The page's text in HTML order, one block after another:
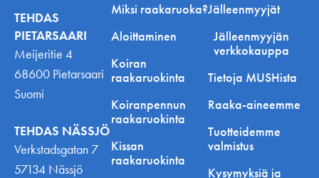
TEHDAS
PIETARSAARI
Meijeritie 4
68600 Pietarsaari
Suomi
TEHDAS NÄSSJÖ
Verkstadsgatan 7
57134 Nässjö
Miksi raakaruoka?
Aloittaminen
Koiran
raakaruokinta
Koiranpennun
raakaruokinta
Kissan
raakaruokinta
Jälleenmyyjät
Jälleenmyyjän
verkkokauppa
Tietoja MUSHista
Raaka-aineemme
Tuotteidemme
valmistus
Kysymyksiä ja